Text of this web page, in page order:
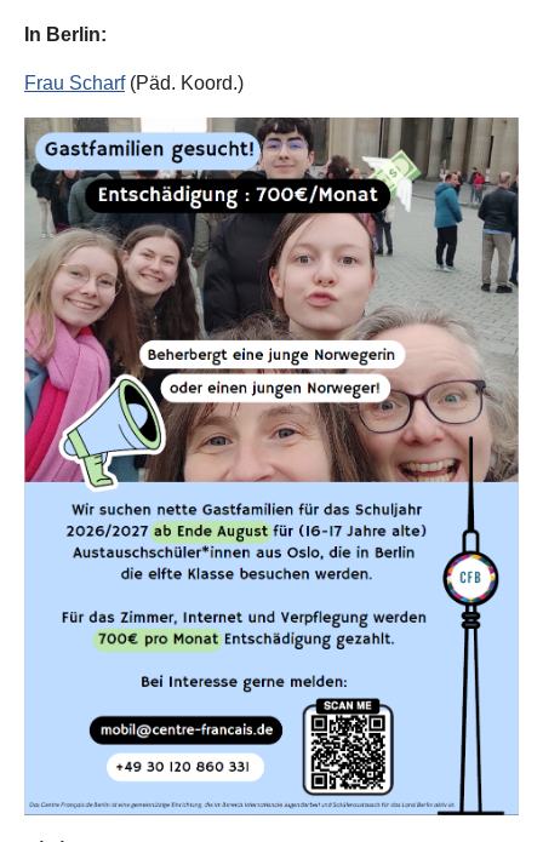
In Berlin:
Frau Scharf(Päd. Koord.)